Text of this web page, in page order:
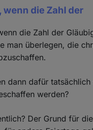
wenn die Zahl der
die Zahl der
man überlegen, die
dann dafür
werden?
Der Grund für